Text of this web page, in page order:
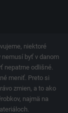
niektoré
byť v danom
nepatrne odlišné.
meniť. Preto si
zmien, a to ako
najmä na